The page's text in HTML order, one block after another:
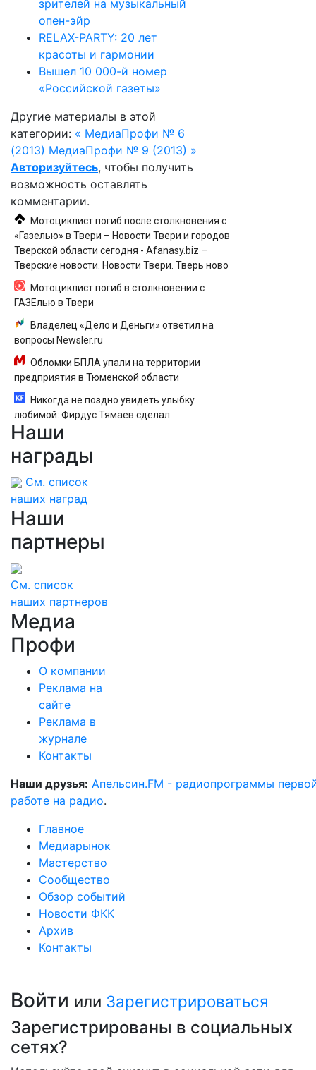
зрителей на музыкальный
опен-эйр
RELAX-PARTY: 20 лет
красоты и гармонии
Вышел 10 000-й номер
«Российской газеты»
Другие материалы в этой
категории: « МедиаПрофи № 6
(2013) МедиаПрофи № 9 (2013) »
Авторизуйтесь, чтобы получить
возможность оставлять
комментарии.
Мотоциклист погиб после столкновения с
«Газелью» в Твери – Новости Твери и городов
Тверской области сегодня - Afanasy.biz –
Тверские новости. Новости Твери. Тверь ново
Мотоциклист погиб в столкновении с
ГАЗЕлью в Твери
Владелец «Дело и Деньги» ответил на
вопросы Newsler.ru
Обломки БПЛА упали на территории
предприятия в Тюменской области
Никогда не поздно увидеть улыбку
любимой: Фирдус Тямаев сделал
предложение прямо во время концерта
Наши
награды
См. список
наших наград
Наши
партнеры
См. список
наших партнеров
Медиа
Профи
О компании
Реклама на
сайте
Реклама в
журнале
Контакты
Наши друзья: Апельсин.FM - радиопрограммы
работе на радио.
Главное
Медиарынок
Мастерство
Сообщество
Обзор событий
Новости ФКК
Архив
Контакты
Войти или Зарегистрироваться
Зарегистрированы в социальных
сетях?